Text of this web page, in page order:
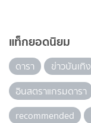
แท็กยอดนิยม
ดารา ข่าวบันเทิง
อินสตราแกรมดารา
recommended